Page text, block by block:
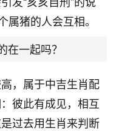
属猪的人会互相。
在一起吗？
，属于中吉生肖配
彼此有成见，相互
过去用生肖来判断
前的人事调整，拖到年
年一上班，开会提拔升
，主要是底薪加了
感恩感谢！🙏🏻
，请客吗？�
32